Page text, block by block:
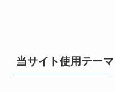
当サイト使用テーマ